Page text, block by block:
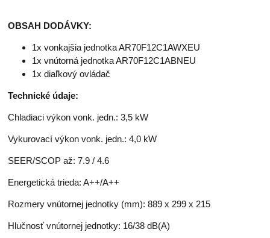
OBSAH DODÁVKY:
1x vonkajšia jednotka AR70F12C1AWXEU
1x vnútorná jednotka AR70F12C1ABNEU
1x diaľkový ovládač
Technické údaje:
Chladiaci výkon vonk. jedn.: 3,5 kW
Vykurovací výkon vonk. jedn.: 4,0 kW
SEER/SCOP až: 7.9 / 4.6
Energetická trieda: A++/A++
Rozmery vnútornej jednotky (mm): 889 x 299 x 215
Hlučnosť vnútornej jednotky: 16/38 dB(A)